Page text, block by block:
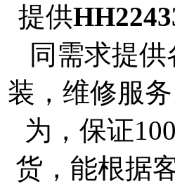
提供
同需求提
装，维修服
为，保证
货，能根据